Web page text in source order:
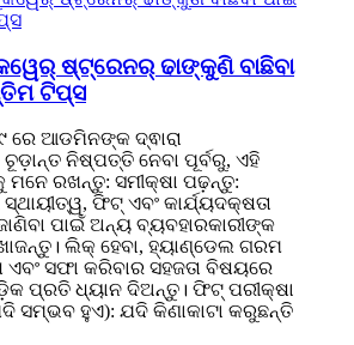
ଷ୍ଟ୍ରେନର୍ ଢାଙ୍କୁଣି ବାଛିବା
ଟିପ୍ସ
ରେ ଆଡମିନଙ୍କ ଦ୍ଵାରା
ନିଷ୍ପତ୍ତି ନେବା ପୂର୍ବରୁ, ଏହି
ରଖନ୍ତୁ: ସମୀକ୍ଷା ପଢ଼ନ୍ତୁ:
ଫିଟ୍ ଏବଂ କାର୍ଯ୍ୟଦକ୍ଷତା
ପାଇଁ ଅନ୍ୟ ବ୍ୟବହାରକାରୀଙ୍କ
ଲିକ୍ ହେବା, ହ୍ୟାଣ୍ଡେଲ ଗରମ
ସଫା କରିବାର ସହଜତା ବିଷୟରେ
ପ୍ରତି ଧ୍ୟାନ ଦିଅନ୍ତୁ। ଫିଟ୍ ପରୀକ୍ଷା
ସମ୍ଭବ ହୁଏ): ଯଦି କିଣାକାଟା କରୁଛନ୍ତି